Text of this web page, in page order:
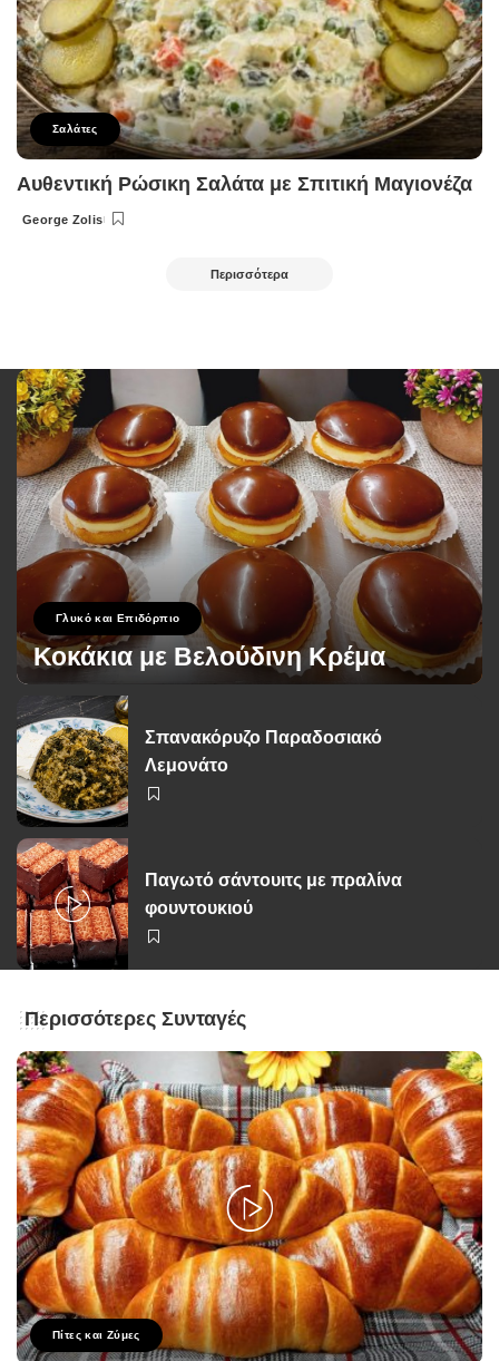
Σαλάτες
Αυθεντική Ρώσικη Σαλάτα με Σπιτική Μαγιονέζα
Posted
George Zolis
Περισσότερα
Γλυκό και Επιδόρπιο
Κοκάκια με Βελούδινη Κρέμα
Posted
by
George Zolis 19 Σεπτεμβρίου 2024
Σπανακόρυζο Παραδοσιακό
Λεμονάτο
Παγωτό σάντουιτς με πραλίνα
φουντουκιού
Περισσότερες Συνταγές
Πίτες και Ζύμες